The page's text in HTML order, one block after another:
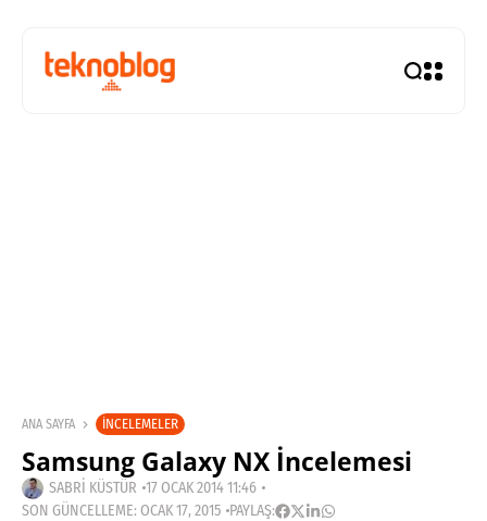
ANA SAYFA İNCELEMELER
Samsung Galaxy NX İncelemesi
SABRI KÜSTÜR 17 OCAK 2014 11:46
SON GÜNCELLEME: OCAK 17, 2015 PAYLAŞ: